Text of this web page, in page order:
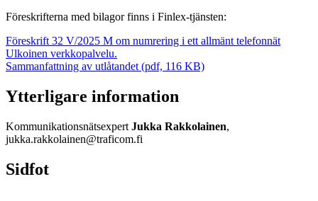
Föreskrifterna med bilagor finns i Finlex-tjänsten:
Föreskrift 32 V/2025 M om numrering i ett allmänt telefonnät
Ulkoinen verkkopalvelu.
Sammanfattning av utlåtandet (pdf, 116 KB)
Ytterligare information
Kommunikationsnätsexpert Jukka Rakkolainen,
jukka.rakkolainen@traficom.fi
Sidfot